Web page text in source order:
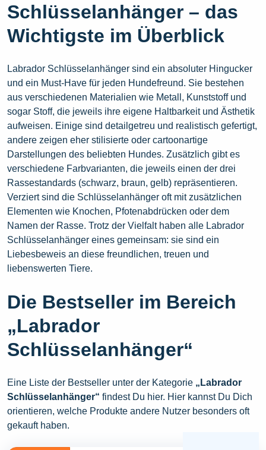
Schlüsselanhänger – das
Wichtigste im Überblick
Labrador Schlüsselanhänger sind ein absoluter Hingucker
und ein Must-Have für jeden Hundefreund. Sie bestehen
aus verschiedenen Materialien wie Metall, Kunststoff und
sogar Stoff, die jeweils ihre eigene Haltbarkeit und Ästhetik
aufweisen. Einige sind detailgetreu und realistisch gefertigt,
andere zeigen eher stilisierte oder cartoonartige
Darstellungen des beliebten Hundes. Zusätzlich gibt es
verschiedene Farbvarianten, die jeweils einen der drei
Rassestandards (schwarz, braun, gelb) repräsentieren.
Verziert sind die Schlüsselanhänger oft mit zusätzlichen
Elementen wie Knochen, Pfotenabdrücken oder dem
Namen der Rasse. Trotz der Vielfalt haben alle Labrador
Schlüsselanhänger eines gemeinsam: sie sind ein
Liebesbeweis an diese freundlichen, treuen und
liebenswerten Tiere.
Die Bestseller im Bereich
„Labrador
Schlüsselanhänger“
Eine Liste der Bestseller unter der Kategorie „Labrador
Schlüsselanhänger“ findest Du hier. Hier kannst Du Dich
orientieren, welche Produkte andere Nutzer besonders oft
gekauft haben.